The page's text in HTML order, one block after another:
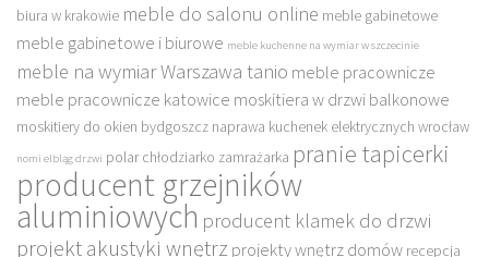
biura w krakowie meble do salonu online meble gabinetowe
meble gabinetowe i biurowe meble kuchenne na wymiar w szczecinie
meble na wymiar Warszawa tanio meble pracownicze
meble pracownicze katowice moskitiera w drzwi balkonowe
moskitiery do okien bydgoszcz naprawa kuchenek elektrycznych wrocław
nomi elbląg drzwi polar chłodziarko zamrażarka pranie tapicerki
producent grzejników
aluminiowych producent klamek do drzwi
projekt akustyki wnętrz projekty wnętrz domów recepcja